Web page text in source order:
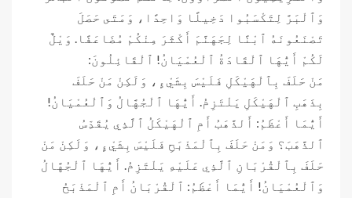
وَٱلْبَرَّ لِتَكْسَبُوا دَخِيلًا وَاحِدًا، وَمَتَى حَصَلَ
تَصْنَعُونَهُ ٱبْنًا لِجَهَنَّمَ أَكْثَرَ مِنْكُمْ مُضَاعَفًا. وَيْلٌ
لَكُمْ أَيُّهَا ٱلْقَادَةُ ٱلْعُمْيَانُ! ٱلْقَائِلُونَ:
مَنْ حَلَفَ بِٱلْهَيْكَلِ فَلَيْسَ بِشَيْءٍ، وَلَكِنْ مَنْ حَلَفَ
بِذَهَبِ ٱلْهَيْكَلِ يَلْتَزِمُ. أَيُّهَا ٱلْجُهَّالُ وَٱلْعُمْيَانُ!
أَيُّمَا أَعْظَمُ: أَلذَّهَبُ أَمِ ٱلْهَيْكَلُ ٱلَّذِي يُقَدِّسُ
ٱلذَّهَبَ؟ وَمَنْ حَلَفَ بِٱلْمَذْبَحِ فَلَيْسَ بِشَيْءٍ، وَلَكِنْ مَنْ
حَلَفَ بِٱلْقُرْبَانِ ٱلَّذِي عَلَيْهِ يَلْتَزِمُ. أَيُّهَا ٱلْجُهَّالُ
وَٱلْعُمْيَانُ! أَيُّمَا أَعْظَمُ: ٱلْقُرْبَانُ أَمِ ٱلْمَذْبَحُ